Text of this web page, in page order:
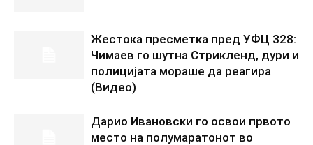
Жестока пресметка пред УФЦ 328:
Чимаев го шутна Стрикленд, дури и
полицијата мораше да реагира
(Видео)
Дарио Ивановски го освои првото
место на полумаратонот во